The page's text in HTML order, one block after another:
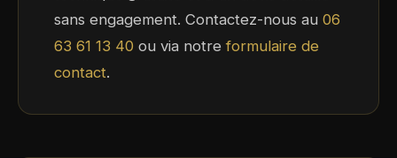
sans engagement. Contactez-nous au 06
63 61 13 40 ou via notreformulaire de
contact.